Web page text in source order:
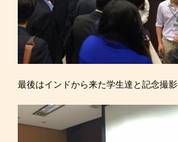
最後はインドから来た学生達と記念撮影